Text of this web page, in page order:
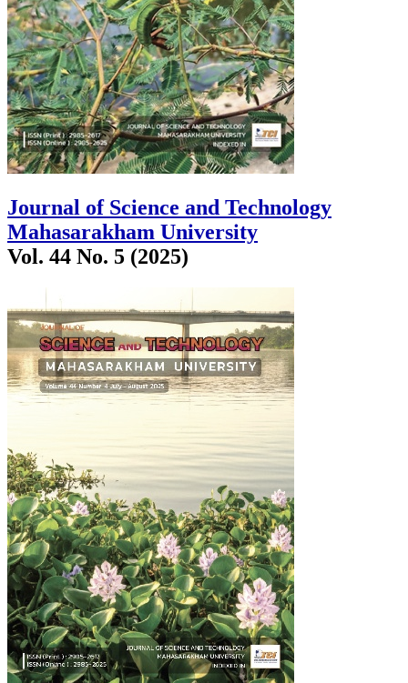
Journal of Science and Technology
Mahasarakham University
Vol. 44 No. 5 (2025)